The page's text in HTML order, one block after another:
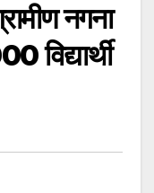
नगना
विद्यार्थी